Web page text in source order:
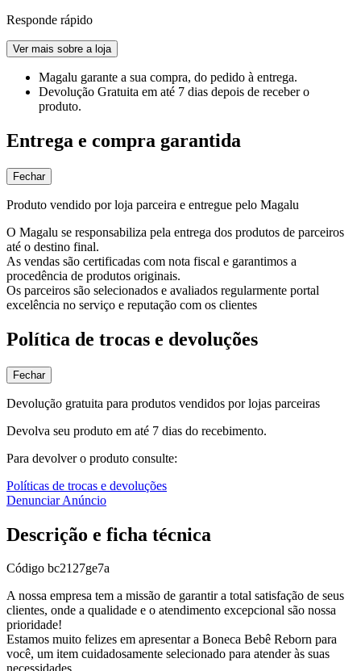
Responde rápido
Ver mais sobre a loja
Magalu garante a sua compra, do pedido à entrega.
Devolução Gratuita em até 7 dias depois de receber o
produto.
Entrega e compra garantida
Fechar
Produto vendido por loja parceira e entregue pelo Magalu
O Magalu se responsabiliza pela entrega dos produtos de parceiros
até o destino final.
As vendas são certificadas com nota fiscal e garantimos a
procedência de produtos originais.
Os parceiros são selecionados e avaliados regularmente portal
excelência no serviço e reputação com os clientes
Política de trocas e devoluções
Fechar
Devolução gratuita para produtos vendidos por lojas parceiras
Devolva seu produto em até 7 dias do recebimento.
Para devolver o produto consulte:
Políticas de trocas e devoluções
Denunciar Anúncio
Descrição e ficha técnica
Código bc2127ge7a
A nossa empresa tem a missão de garantir a total satisfação de seus
clientes, onde a qualidade e o atendimento excepcional são nossa
prioridade!
Estamos muito felizes em apresentar a Boneca Bebê Reborn para
você, um item cuidadosamente selecionado para atender às suas